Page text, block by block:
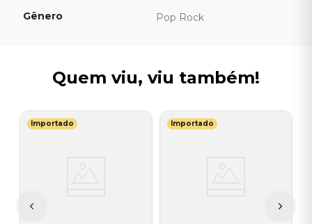
Gênero Pop Rock
Quem viu, viu também!
Importado Importado